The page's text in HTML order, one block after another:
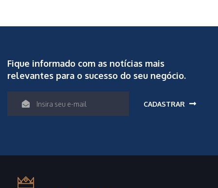
Fique informado com as notícias mais
relevantes para o sucesso do seu negócio.
CADASTRAR